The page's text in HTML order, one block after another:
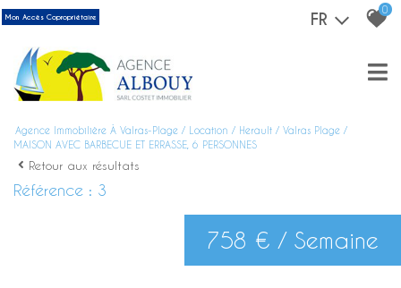
Mon Accès Copropriétaire FR 0
Agence Immobilière À Valras-Plage Location Herault
Valras Plage
MAISON AVEC BARBECUE ET ERRASSE, 6 PERSONNES
Retour aux résultats
Référence : 3
758 € / Semaine